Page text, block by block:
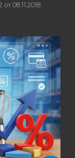
08.11.2018